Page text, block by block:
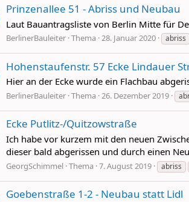
Prinzenallee 51 - Abriss und Neubau
Laut Bauantragsliste von Berlin Mitte für
BerlinerBauleiter Thema 28. Januar 2020 abriss
Hohenstaufenstr. 57 Ecke Lindauer
Hier an der Ecke wurde ein Flachbau
BerlinerBauleiter Thema 26. Dezember 2019
Ecke Putlitz-/Quitzowstraße
Ich habe vor kurzem mit den neuen
dieser bald abgerissen und durch einen
GeorgSchimmel Thema 7. August 2019 abriss
Goebenstraße 1-2 - Neubau statt Lidl